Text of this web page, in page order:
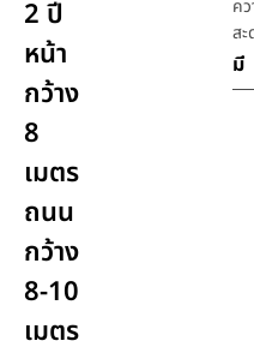
2 ปี
หน้า
กว้าง
8
เมตร
ถนน
กว้าง
8-10
เมตร
ค
ส
มี